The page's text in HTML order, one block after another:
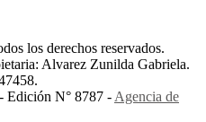
los derechos reservados.
Alvarez Zunilda Gabriela.
- Edición N° 8787 -Agencia de